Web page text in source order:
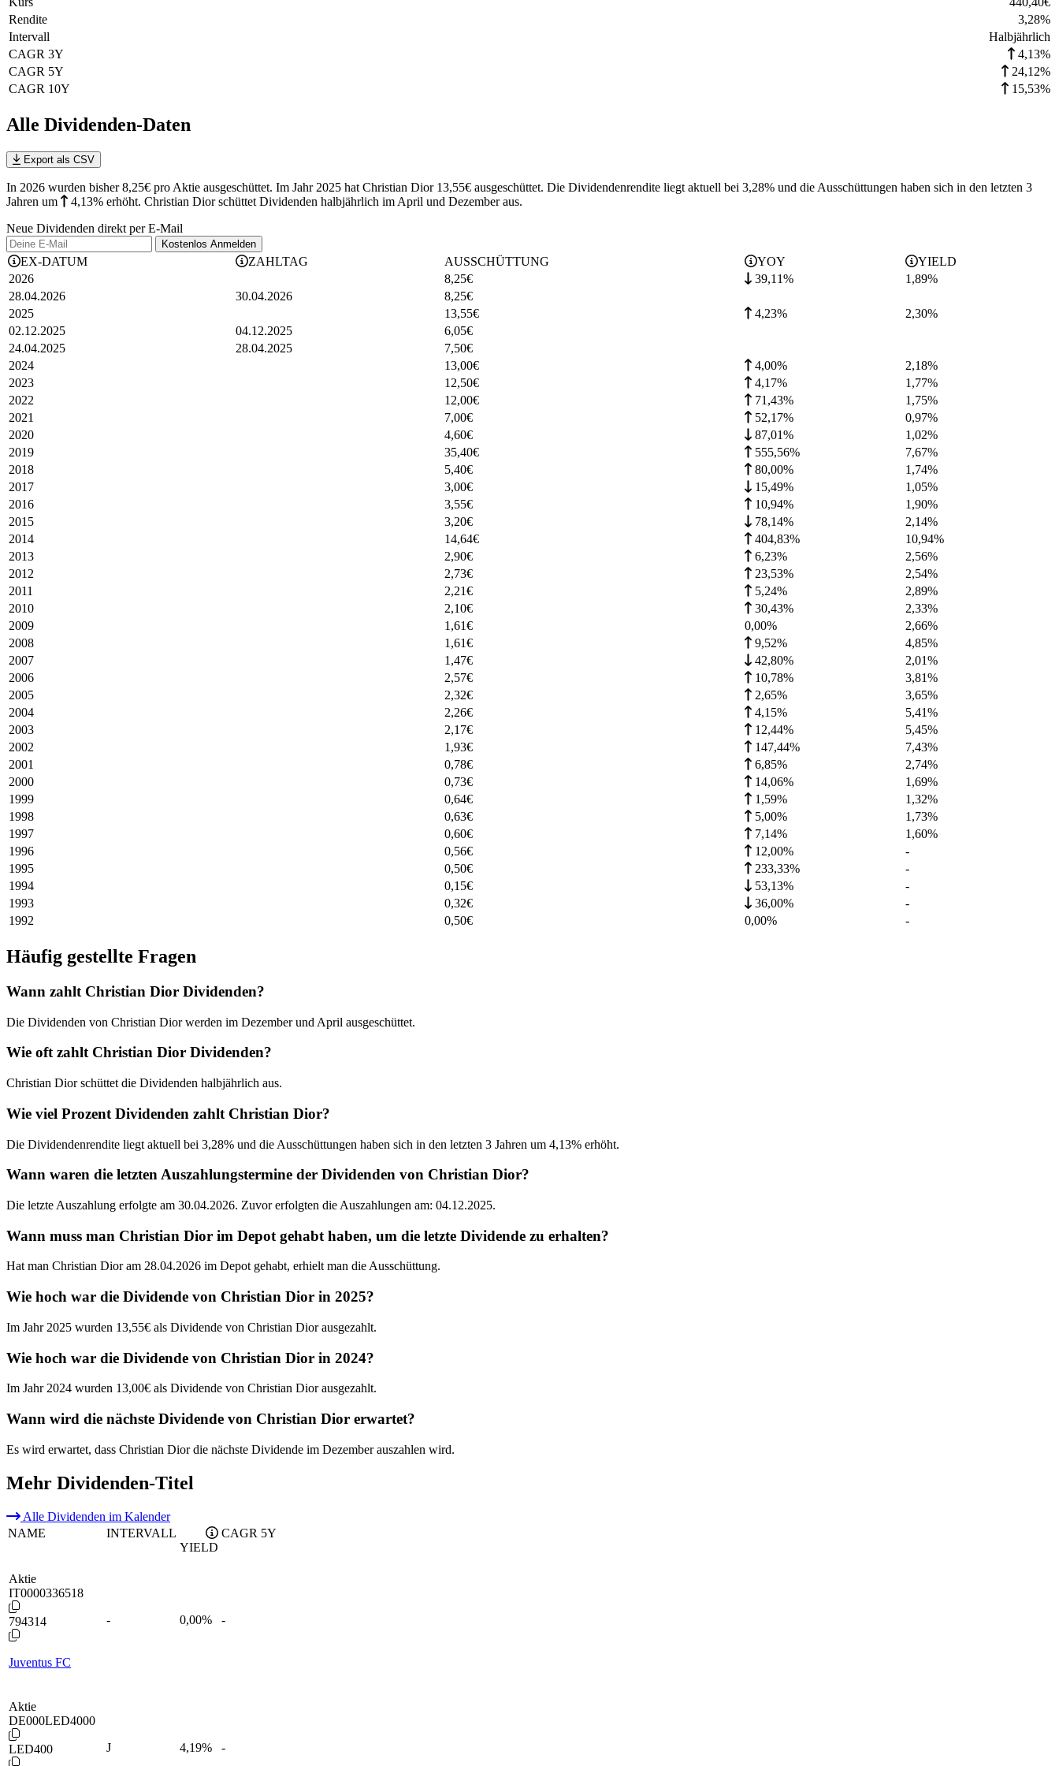
Rendite
3,28%
Intervall
Halbjährlich
CAGR 3Y
4,13%
CAGR 5Y
24,12%
CAGR 10Y
15,53%
Alle Dividenden-Daten
Export als CSV
In 2026 wurden bisher 8,25€ pro Aktie ausgeschüttet. Im Jahr 2025 hat Christian Dior 13,55€ ausgeschüttet. Die Dividendenrendite liegt aktuell bei 3,28% und die Ausschüttungen haben sich in den letzten 3
Jahren um 4,13% erhöht. Christian Dior schüttet Dividenden halbjährlich im April und Dezember aus.
Neue Dividenden direkt per E-Mail
Kostenlos Anmelden
EX-DATUM ZAHLTAG AUSSCHÜTTUNG YOY
YIELD
2026
8,25€ 39,11% 1,89%
28.04.2026
30.04.2026 8,25€
2025
13,55€ 4,23% 2,30%
02.12.2025
04.12.2025 6,05€
24.04.2025
28.04.2025 7,50€
2024
13,00€ 4,00% 2,18%
2023
12,50€ 4,17% 1,77%
2022
12,00€ 71,43% 1,75%
2021
7,00€ 52,17% 0,97%
2020
4,60€ 87,01% 1,02%
2019
35,40€ 555,56% 7,67%
2018
5,40€ 80,00% 1,74%
2017
3,00€ 15,49% 1,05%
2016
3,55€ 10,94% 1,90%
2015
3,20€ 78,14% 2,14%
2014
14,64€ 404,83% 10,94%
2013
2,90€ 6,23% 2,56%
2012
2,73€ 23,53% 2,54%
2011
2,21€ 5,24% 2,89%
2010
2,10€ 30,43% 2,33%
2009
1,61€ 0,00% 2,66%
2008
1,61€ 9,52% 4,85%
2007
1,47€ 42,80% 2,01%
2006
2,57€ 10,78% 3,81%
2005
2,32€ 2,65% 3,65%
2004
2,26€ 4,15% 5,41%
2003
2,17€ 12,44% 5,45%
2002
1,93€ 147,44% 7,43%
2001
0,78€ 6,85% 2,74%
2000
0,73€ 14,06% 1,69%
1999
0,64€ 1,59% 1,32%
1998
0,63€ 5,00% 1,73%
1997
0,60€ 7,14% 1,60%
1996
0,56€ 12,00%
-
1995
0,50€ 233,33%
-
1994
0,15€ 53,13%
-
1993
0,32€ 36,00%
-
1992
0,50€ 0,00% -
Häufig gestellte Fragen
Wann zahlt Christian Dior Dividenden?
Die Dividenden von Christian Dior werden im Dezember und April ausgeschüttet.
Wie oft zahlt Christian Dior Dividenden?
Christian Dior schüttet die Dividenden halbjährlich aus.
Wie viel Prozent Dividenden zahlt Christian Dior?
Die Dividendenrendite liegt aktuell bei 3,28% und die Ausschüttungen haben sich in den letzten 3 Jahren um 4,13% erhöht.
Wann waren die letzten Auszahlungstermine der Dividenden von Christian Dior?
Die letzte Auszahlung erfolgte am 30.04.2026. Zuvor erfolgten die Auszahlungen am: 04.12.2025.
Wann muss man Christian Dior im Depot gehabt haben, um die letzte Dividende zu erhalten?
Hat man Christian Dior am 28.04.2026 im Depot gehabt, erhielt man die Ausschüttung.
Wie hoch war die Dividende von Christian Dior in 2025?
Im Jahr 2025 wurden 13,55€ als Dividende von Christian Dior ausgezahlt.
Wie hoch war die Dividende von Christian Dior in 2024?
Im Jahr 2024 wurden 13,00€ als Dividende von Christian Dior ausgezahlt.
Wann wird die nächste Dividende von Christian Dior erwartet?
Es wird erwartet, dass Christian Dior die nächste Dividende im Dezember auszahlen wird.
Mehr Dividenden-Titel
Alle Dividenden im Kalender
NAME
INTERVALL
YIELD
CAGR 5Y
Aktie
IT0000336518
794314
Juventus FC
- 0,00% -
Aktie
DE000LED4000
LED400 J 4,19% -